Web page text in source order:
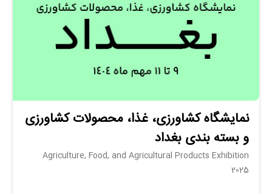
نمایشگاه کشاورزی، غذا، محصولات کشاورزی
و بسته بندی بغداد
Agriculture, Food, and Agricultural Products Exhibition
2025